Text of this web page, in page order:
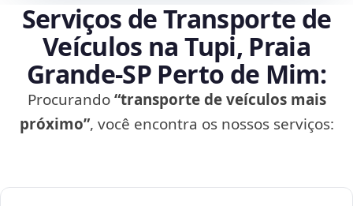
Serviços de Transporte de
Veículos na Tupi, Praia
Grande‑SP Perto de Mim:
Procurando“transporte de veículos mais
próximo”, você encontra os nossos serviços: